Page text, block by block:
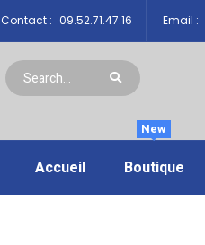
Contact : 09.52.71.47.16 Email :
Accueil Boutique
New